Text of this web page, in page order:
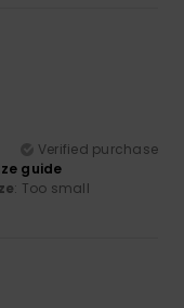
Verified purchase
guide
: Too small